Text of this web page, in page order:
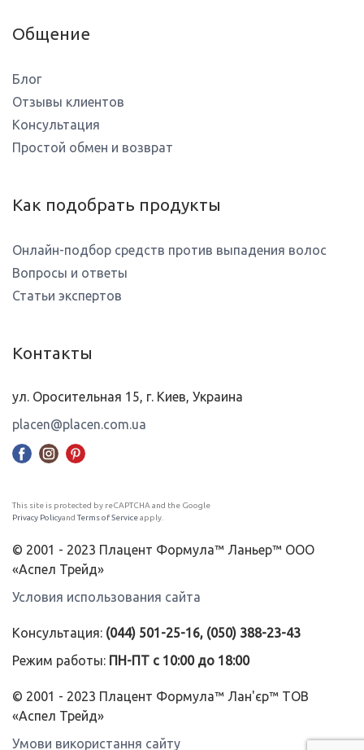
Общение
Блог
Отзывы клиентов
Консультация
Простой обмен и возврат
Как подобрать продукты
Онлайн-подбор средств против выпадения волос
Вопросы и ответы
Статьи экспертов
Контакты
ул. Оросительная 15, г. Киев, Украина
placen@placen.com.ua
This site is protected by reCAPTCHA and the Google
Privacy Policyand Terms of Serviceapply.
© 2001 - 2023 Плацент Формула™ Ланьер™ ООО
«Аспел Трейд»
Условия использования сайта
Консультация: (044) 501-25-16, (050) 388-23-43
Режим работы: ПН-ПТ с 10:00 до 18:00
© 2001 - 2023 Плацент Формула™ Лан'єр™ ТОВ
«Аспел Трейд»
Умови використання сайту